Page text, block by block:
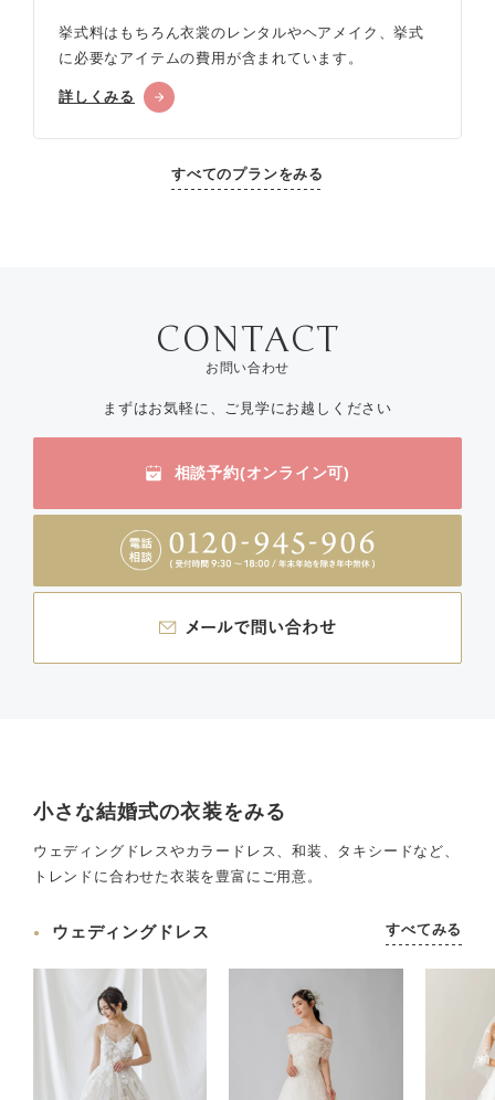
挙式料はもちろん衣裳のレンタルやヘアメイク、挙式
に必要なアイテムの費用が含まれています。
詳しくみる
すべてのプランをみる
お問い合わせ
まずはお気軽に、ご見学にお越しください
相談予約(オンライン可)
小さな結婚式の衣装をみる
ウェディングドレスやカラードレス、和装、タキシードなど、
トレンドに合わせた衣装を豊富にご用意。
ウェディングドレス すべてみる